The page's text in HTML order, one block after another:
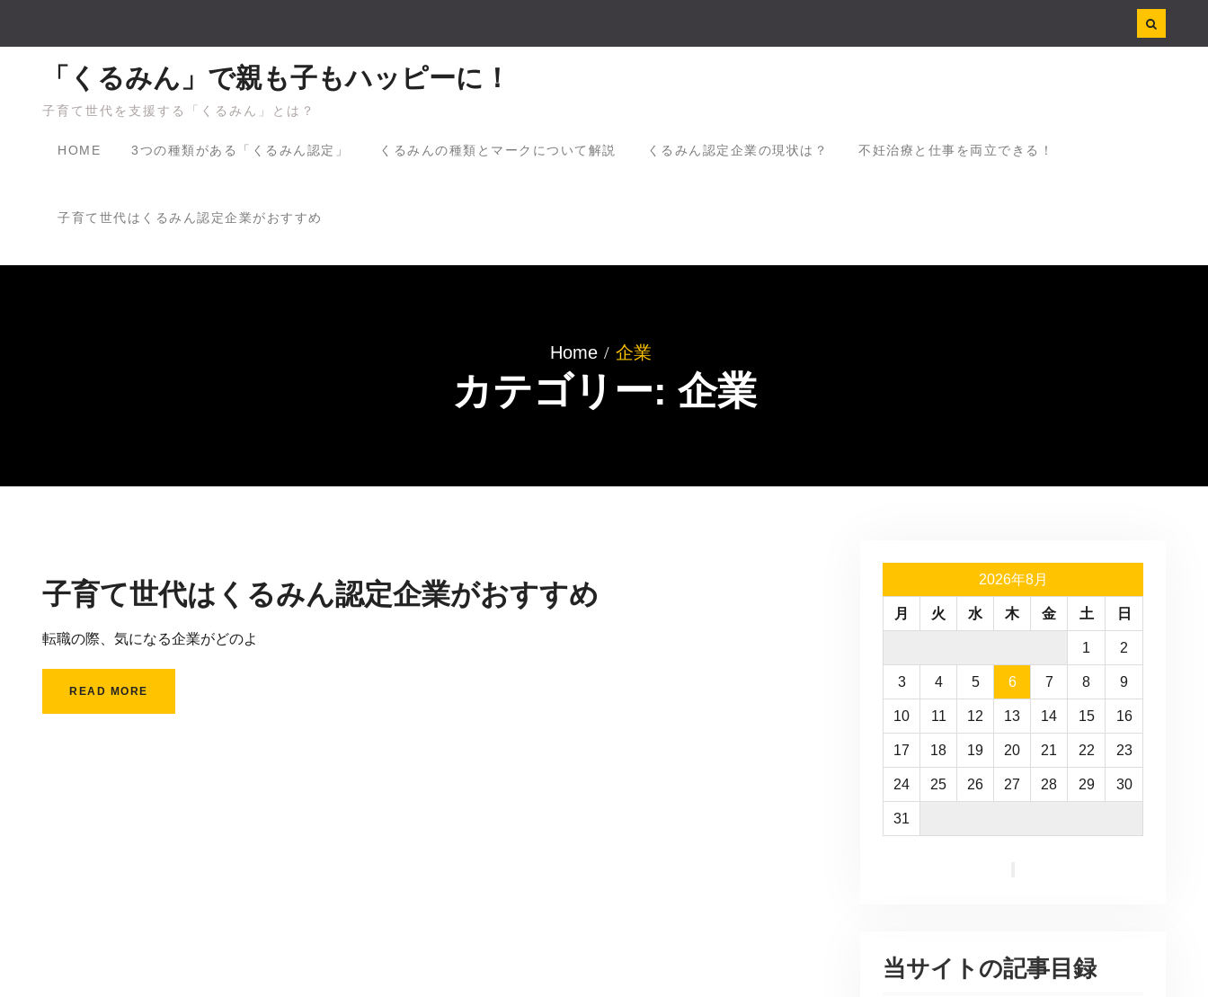
「くるみん」で親も子もハッピーに！
子育て世代を支援する「くるみん」とは？
HOME 3つの種類がある「くるみん認定」 くるみんの種類とマークについて解説 くるみん認定企業の現状は？ 不妊治療と仕事を両立できる！
子育て世代はくるみん認定企業がおすすめ
Home 企業
カテゴリー: 企業
子育て世代はくるみん認定企業がおすすめ
転職の際、気になる企業がどのよ
READ MORE
2026年8月
月 火 水 木 金 土 日
1 2
3 4 5 6 7 8 9
10 11 12 13 14 15 16
17 18 19 20 21 22 23
24 25 26 27 28 29 30
31
当サイトの記事目録